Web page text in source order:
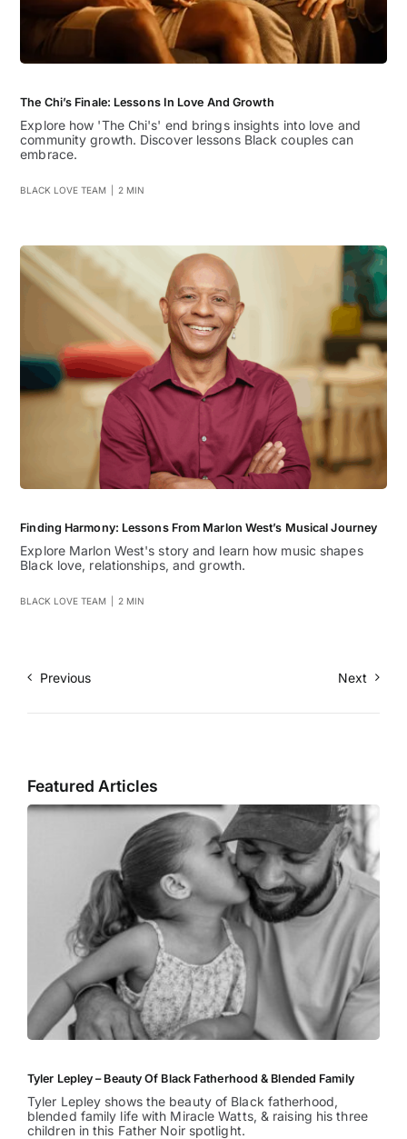
The Chi’s Finale: Lessons In Love And Growth
Explore how 'The Chi's' end brings insights into love and
community growth. Discover lessons Black couples can
embrace.
BLACK LOVE TEAM 2 MIN
Finding Harmony: Lessons From Marlon West’s Musical Journey
Explore Marlon West's story and learn how music shapes
Black love, relationships, and growth.
BLACK LOVE TEAM 2 MIN
Previous Next
Featured Articles
Tyler Lepley – Beauty Of Black Fatherhood & Blended Family
Tyler Lepley shows the beauty of Black fatherhood,
blended family life with Miracle Watts, & raising his three
children in this Father Noir spotlight.